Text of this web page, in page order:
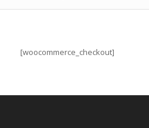
[woocommerce_checkout]